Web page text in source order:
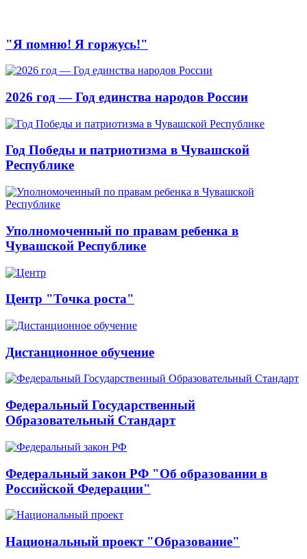
"Я помню! Я горжусь!"
2026 год — Год единства народов России
Год Победы и патриотизма в Чувашской
Республике
Уполномоченный по правам ребенка в
Чувашской Республике
Центр "Точка роста"
Дистанционное обучение
Федеральный Государственный
Образовательный Стандарт
Федеральный закон РФ "Об образовании в
Российской Федерации"
Национальный проект "Образование"